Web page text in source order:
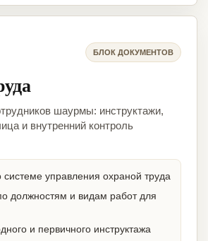
БЛОК ДОКУМЕНТОВ
шаурмы: инструктажи,
и внутренний контроль
управления охраной труда
должностям и видам работ для
и первичного инструктажа